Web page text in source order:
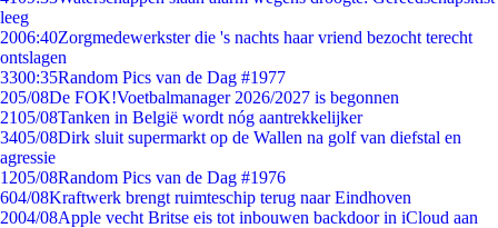
leeg
2006:40Zorgmedewerkster die 's nachts haar vriend bezocht terecht
ontslagen
3300:35Random Pics van de Dag #1977
205/08De FOK!Voetbalmanager 2026/2027 is begonnen
2105/08Tanken in België wordt nóg aantrekkelijker
3405/08Dirk sluit supermarkt op de Wallen na golf van diefstal en
agressie
1205/08Random Pics van de Dag #1976
604/08Kraftwerk brengt ruimteschip terug naar Eindhoven
2004/08Apple vecht Britse eis tot inbouwen backdoor in iCloud aan